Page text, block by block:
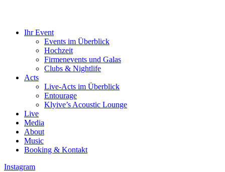
Ihr Event
Events im Überblick
Hochzeit
Firmenevents und Galas
Clubs & Nightlife
Acts
Live-Acts im Überblick
Entourage
Klyive’s Acoustic Lounge
Live
Media
About
Music
Booking & Kontakt
Instagram